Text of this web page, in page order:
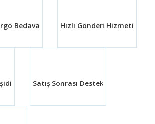
hatalar bulunuyor.
Bedava Hızlı Gönderi Hizmeti
Satış Sonrası Destek